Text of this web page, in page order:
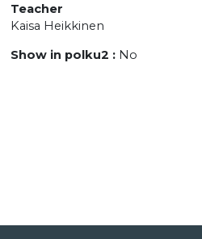
Teacher
Kaisa Heikkinen
Show in polku2 : No